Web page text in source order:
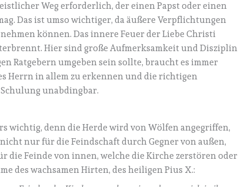
Weg erforderlich, der einen Papst oder einen
Das ist umso wichtiger, da äußere Verpflichtungen
können. Das innere Feuer der Liebe Christi
Hier sind große Aufmerksamkeit und Disziplin
Ratgebern umgeben sein sollte, braucht es immer
Herrn in allem zu erkennen und die richtigen
unabdingbar.
wichtig, denn die Herde wird von Wölfen angegriffen,
nur für die Feindschaft durch Gegner von außen,
die Feinde von innen, welche die Kirche zerstören oder
des wachsamen Hirten, des heiligen Pius X.: